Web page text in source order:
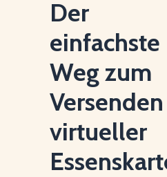
Der
einfachste
Weg zum
Versenden
virtueller